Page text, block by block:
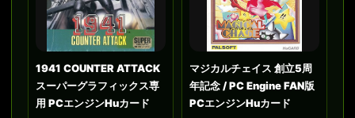
1941 COUNTER ATTACK
スーパーグラフィックス専
用 PCエンジンHuカード
マジカルチェイス 創立5周
年記念 / PC Engine FAN版
PCエンジンHuカード